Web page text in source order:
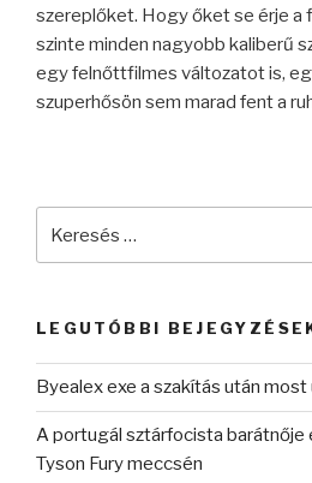
szereplőket. Hogy őket se érje a
szinte minden nagyobb kaliberű
egy felnőttfilmes változatot is,
szuperhősön sem marad fent a
LEGUTÓBBI
Byealex exe a szakítás után
A portugál sztárfocista
Tyson Fury meccsén